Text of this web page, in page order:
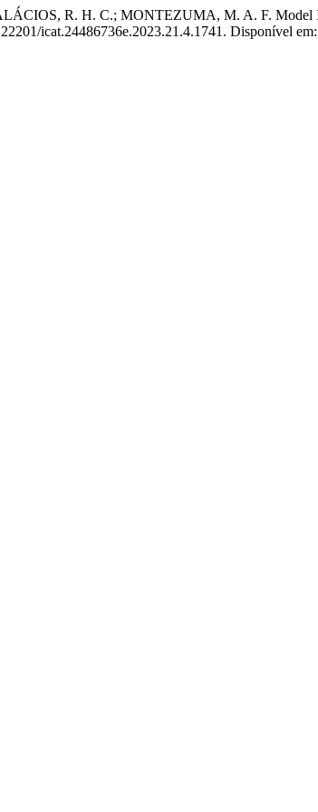
R. H. C.; MONTEZUMA, M. A. F. Model
icat.24486736e.2023.21.4.1741. Disponível em: